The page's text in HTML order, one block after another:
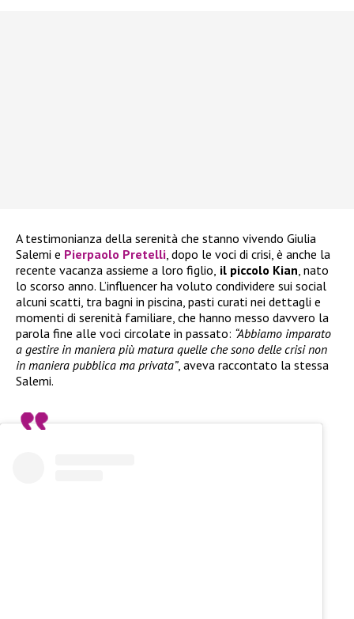
A testimonianza della serenità che stanno vivendo Giulia
Salemi e Pierpaolo Pretelli , dopo le voci di crisi, è anche la
recente vacanza assieme a loro figlio, il piccolo Kian , nato
lo scorso anno. L’influencer ha voluto condividere sui social
alcuni scatti, tra bagni in piscina, pasti curati nei dettagli e
momenti di serenità familiare, che hanno messo davvero la
parola fine alle voci circolate in passato: “Abbiamo imparato
a gestire in maniera più matura quelle che sono delle crisi non
in maniera pubblica ma privata”, aveva raccontato la stessa
Salemi.